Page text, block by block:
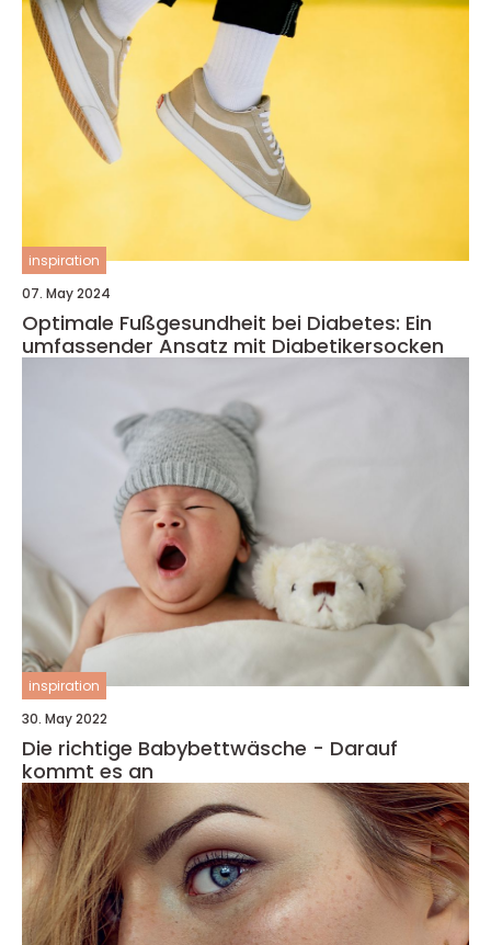
inspiration
07. May 2024
Optimale Fußgesundheit bei Diabetes: Ein
umfassender Ansatz mit Diabetikersocken
inspiration
30. May 2022
Die richtige Babybettwäsche - Darauf
kommt es an